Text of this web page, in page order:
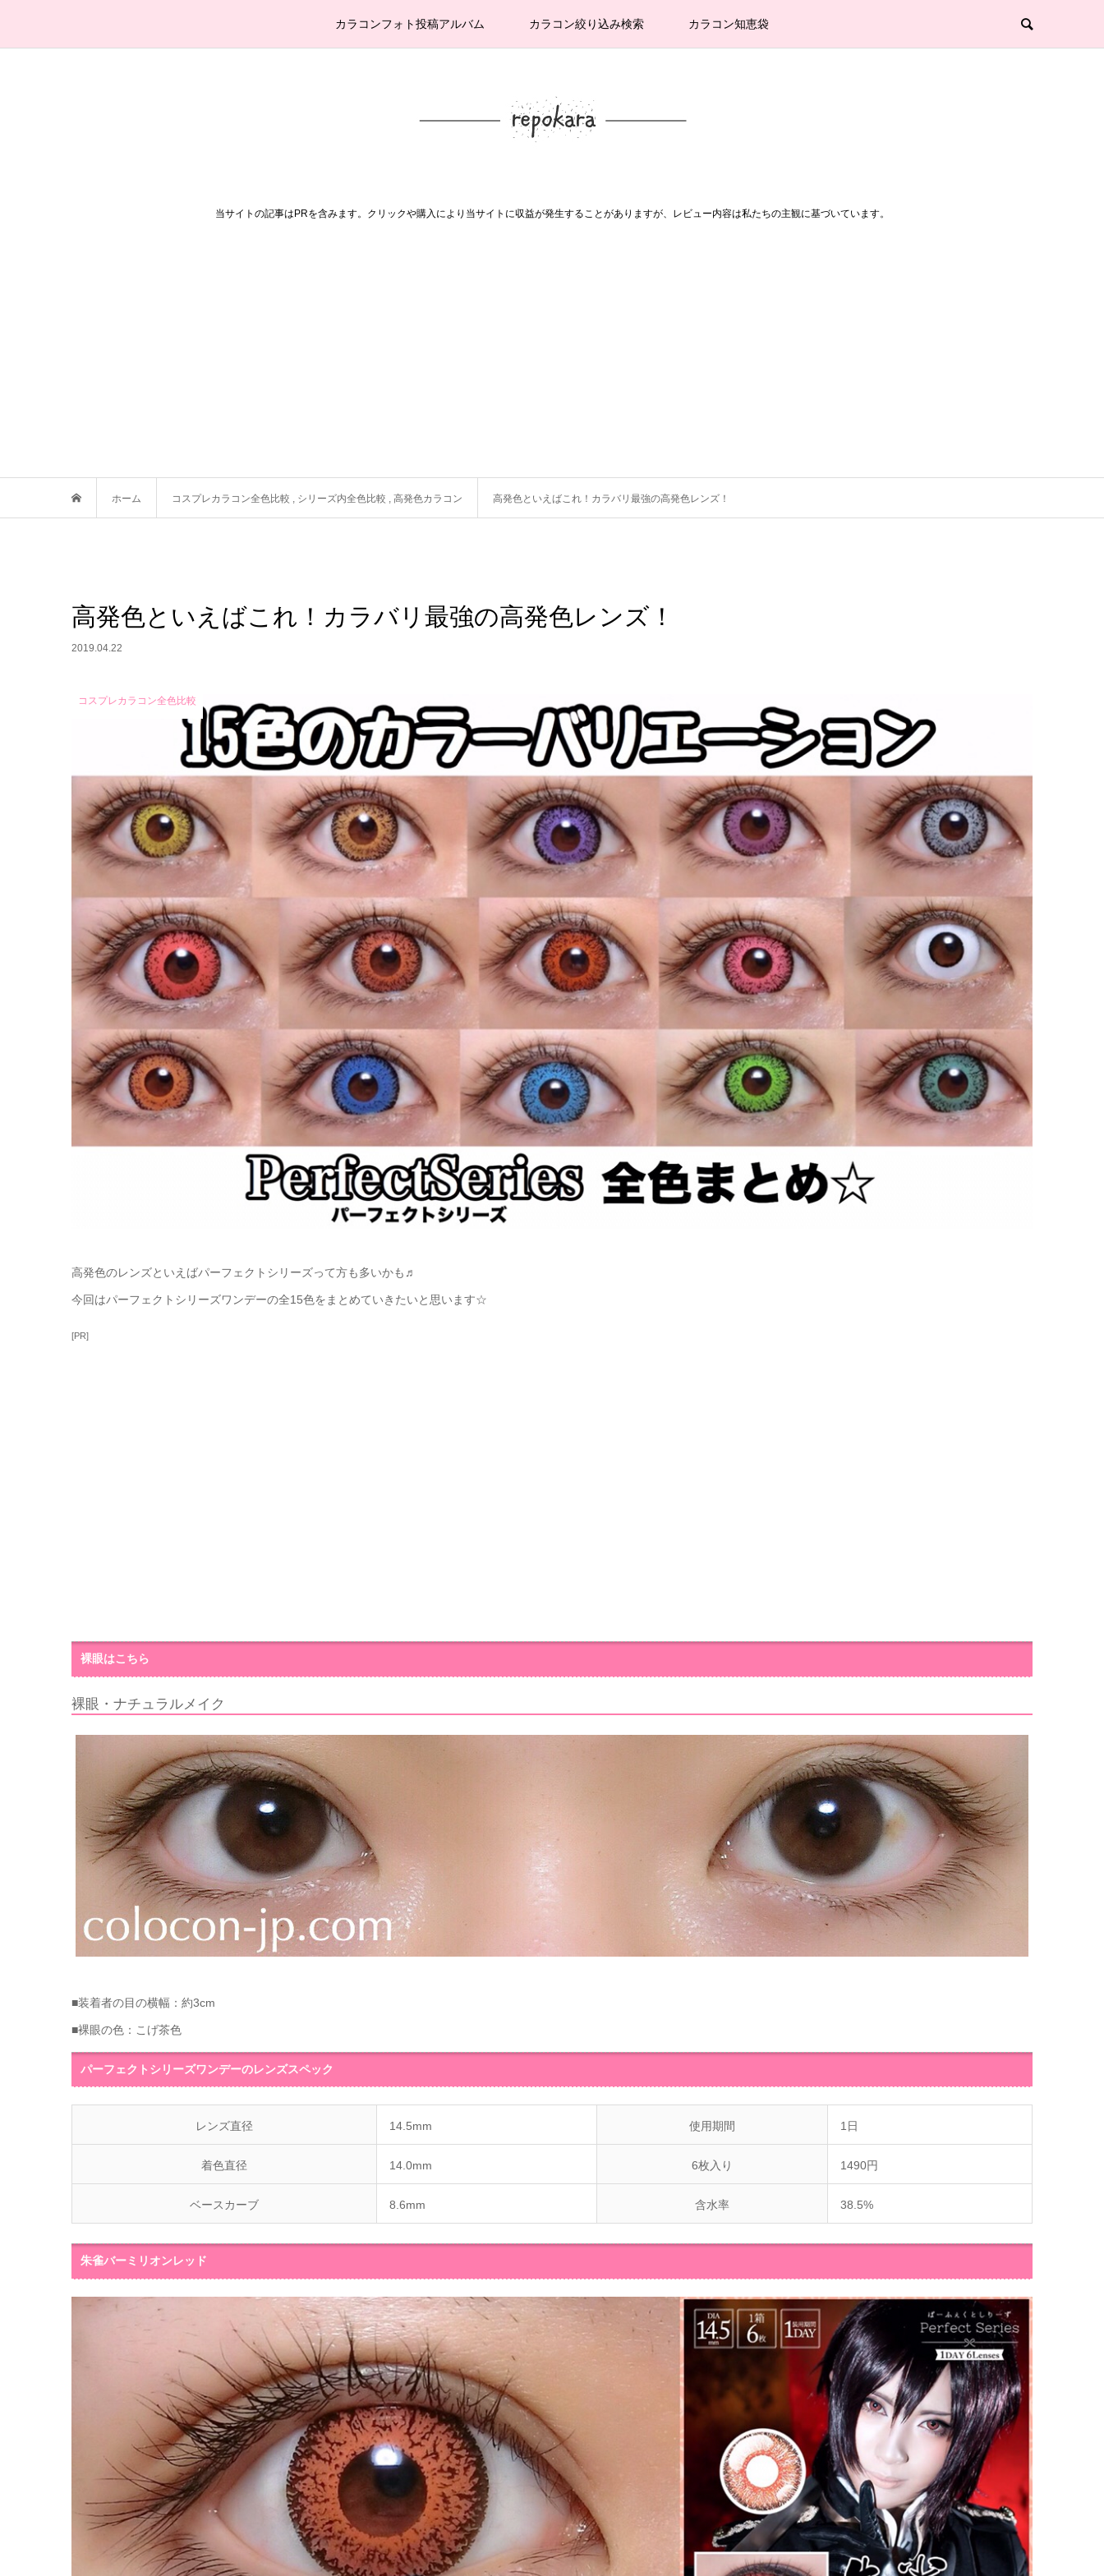
カラコンフォト投稿アルバム カラコン絞り込み検索 カラコン知恵袋
当サイトの記事はPRを含みます。クリックや購入により当サイトに収益が発生することがありますが、レビュー内容は私たちの主観に基づいています。
ホーム コスプレカラコン全色比較 , シリーズ内全色比較 , 高発色カラコン 高発色といえばこれ！カラバリ最強の高発色レンズ！
高発色といえばこれ！カラバリ最強の高発色レンズ！
2019.04.22
コスプレカラコン全色比較
高発色のレンズといえばパーフェクトシリーズって方も多いかも♬
今回はパーフェクトシリーズワンデーの全15色をまとめていきたいと思います☆
[PR]
裸眼はこちら
裸眼・ナチュラルメイク
■装着者の目の横幅：約3cm
■裸眼の色：こげ茶色
パーフェクトシリーズワンデーのレンズスペック
レンズ直径 14.5mm 使用期間 1日
着色直径 14.0mm 6枚入り 1490円
ベースカーブ 8.6mm 含水率 38.5%
朱雀バーミリオンレッド